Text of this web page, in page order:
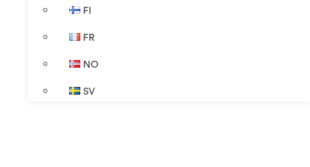
FI
FR
NO
SV